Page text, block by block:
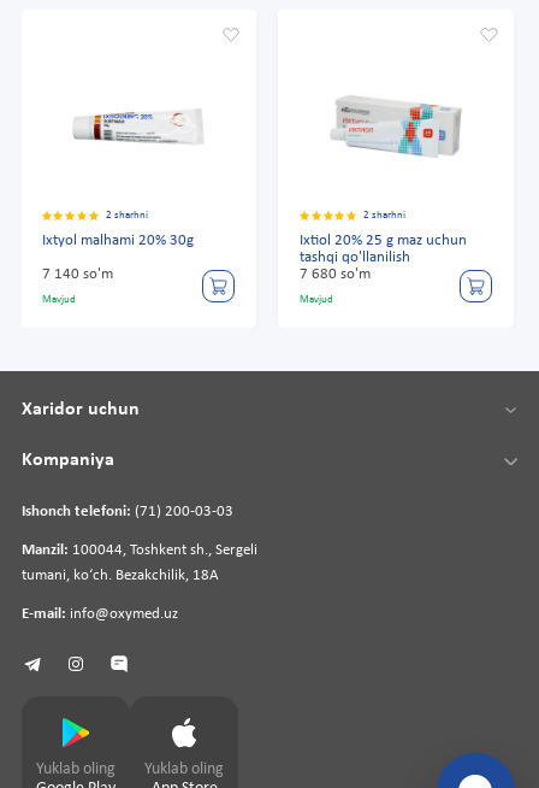
2 sharhni
Ixtyol malhami 20% 30g
7 140 so'm
Mavjud
2 sharhni
Ixtiol 20% 25 g maz uchun
tashqi qo'llanilish
7 680 so'm
Mavjud
Ishonch telefoni: (71) 200-03-03
Manzil: 100044, Toshkent sh., Sergeli
tumani, koʻch. Bezakchilik, 18A
E-mail: info@oxymed.uz
Xaridor uchun
Kompaniya
Yuklab oling
Yuklab oling